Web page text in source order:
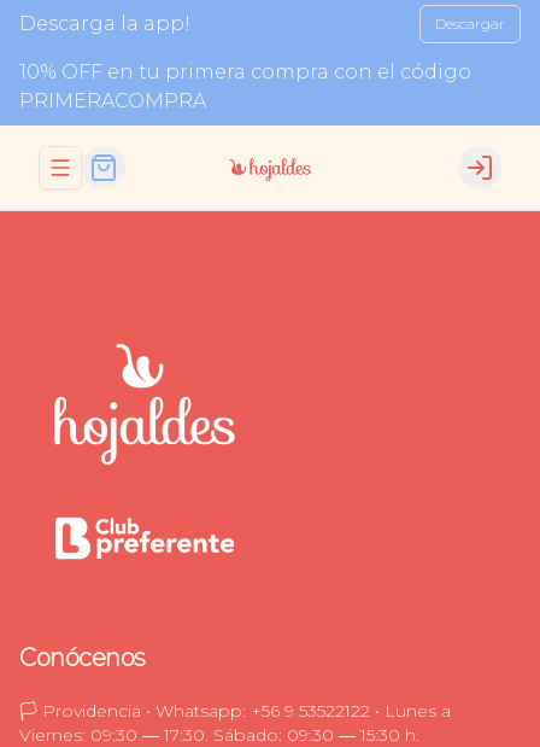
Descarga la app! Descargar
10% OFF en tu primera compra con el código
PRIMERACOMPRA
Abrir menu de navegación Login
Conócenos
🏳️ Providencia • Whatsapp: +56 9 53522122 • Lunes a
Viernes: 09:30 ― 17:30. Sábado: 09:30 ― 15:30 h.